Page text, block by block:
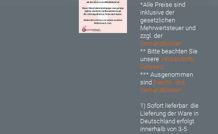
*Alle Preise sind
inklusive der
gesetzlichen
Mehrwertsteuer und
zzgl. der
Versandkosten
** Bitte beachten Sie
unsereVersandinfo
Schweiz
*** Ausgenommen
sind Fracht- und
Versandkosten
1) Sofort lieferbar: die
Lieferung der Ware in
Deutschland erfolgt
innerhalb von 3-5